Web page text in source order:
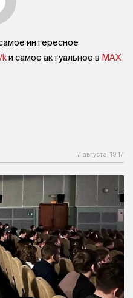
интересное
и самое актуальное в MAX
7 августа, 19:17